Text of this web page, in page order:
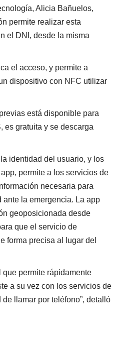
Alicia Bañuelos,
permite realizar esta
el DNI, desde la misma
el acceso, y permite a
dispositivo con NFC utilizar
está disponible para
es gratuita y se descarga
identidad del usuario, y los
permite a los servicios de
necesaria para
ante la emergencia. La app
geoposicionada desde
que el servicio de
forma precisa al lugar del
que permite rápidamente
a su vez con los servicios de
llamar por teléfono”, detalló